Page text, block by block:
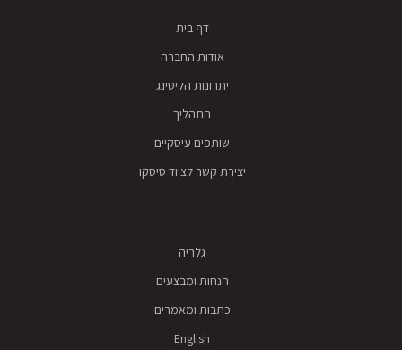
דף בית
אודות החברה
יתרונות הליסינג
התהליך
שותפים עיסקיים
יצירת קשר לציוד סיסקו
גלריה
הנחות ומבצעים
כתבות ומאמרים
English